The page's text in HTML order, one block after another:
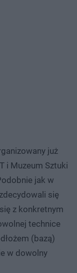
już
i Muzeum Sztuki
jak w
się
z konkretnym
technice
(bazą)
w dowolny